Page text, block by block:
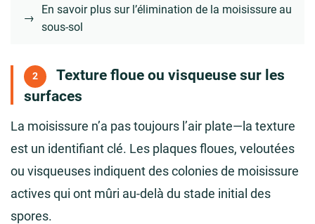
→
En savoir plus sur l’élimination de la moisissure au
sous-sol
2
Texture floue ou visqueuse sur les
surfaces
La moisissure n’a pas toujours l’air plate—la texture
est un identifiant clé. Les plaques floues, veloutées
ou visqueuses indiquent des colonies de moisissure
actives qui ont mûri au-delà du stade initial des
spores.